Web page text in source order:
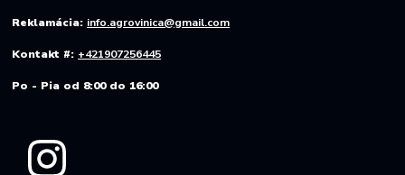
Reklamácia: info.agrovinica@gmail.com
Kontakt #: +421907256445
Po - Pia od 8:00 do 16:00